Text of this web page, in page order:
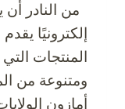
من النادر
إلكترونيًا
المنتجات
ومتنوعة من
أمازون